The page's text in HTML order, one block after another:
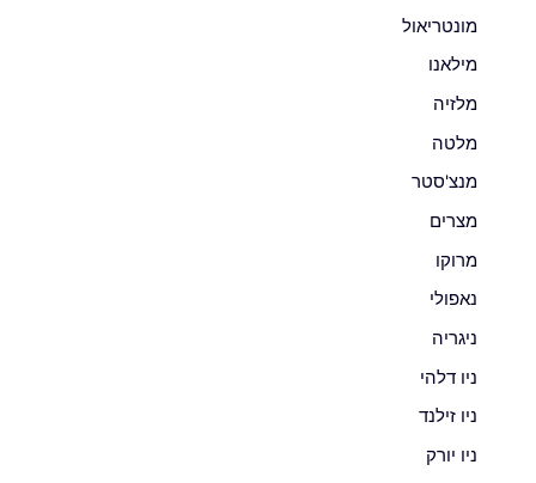
מונטריאול
מילאנו
מלזיה
מלטה
מנצ'סטר
מצרים
מרוקו
נאפולי
ניגריה
ניו דלהי
ניו זילנד
ניו יורק